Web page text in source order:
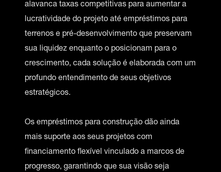
alavanca taxas competitivas para aumentar a
lucratividade do projeto até empréstimos para
terrenos e pré-desenvolvimento que preservam
sua liquidez enquanto o posicionam para o
crescimento, cada solução é elaborada com um
profundo entendimento de seus objetivos
estratégicos.
Os empréstimos para construção dão ainda
mais suporte aos seus projetos com
financiamento flexível vinculado a marcos de
progresso, garantindo que sua visão seja